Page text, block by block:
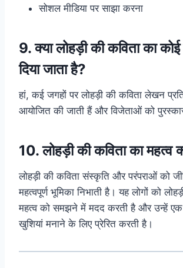
सोशल मीडिया पर साझा करना
9. क्या लोहड़ी की कविता का
दिया जाता है?
हां, कई जगहों पर लोहड़ी की कविता लेखन
आयोजित की जाती हैं और विजेताओं को पुरस्कार
10. लोहड़ी की कविता का महत्व
लोहड़ी की कविता संस्कृति और परंपराओं को
महत्वपूर्ण भूमिका निभाती है। यह लोगों को
महत्व को समझने में मदद करती है और उन्हें
खुशियां मनाने के लिए प्रेरित करती है।